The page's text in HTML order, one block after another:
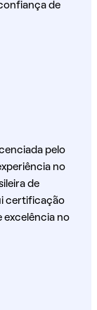
de
pelo
no
de
certificação
excelência no